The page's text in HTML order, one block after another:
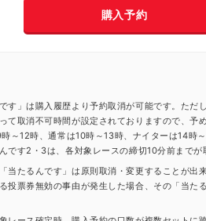
購入予約
す」は購入履歴より予約取消が可能です。ただ
て取消不可時間が設定されておりますので、予
～12時、通常は10時～13時、ナイターは14時
です2・3は、各対象レースの締切10分前までが
当たるんです」は原則取消・変更することが出
投票券無効の事由が発生した場合、その「当た